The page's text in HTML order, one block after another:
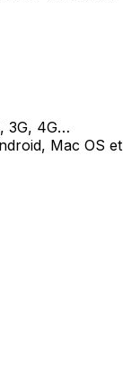
3G, 4G…
Mac OS